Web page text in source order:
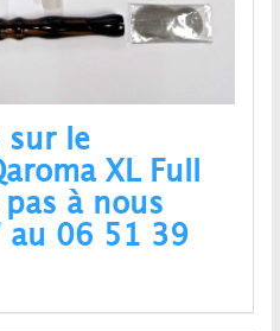
sur le
XL Full
pas à nous
au 06 51 39